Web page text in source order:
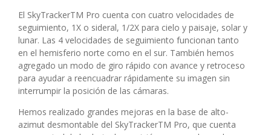
El SkyTrackerTM Pro cuenta con cuatro velocidades de
seguimiento, 1X o sideral, 1/2X para cielo y paisaje, solar y
lunar. Las 4 velocidades de seguimiento funcionan tanto
en el hemisferio norte como en el sur. También hemos
agregado un modo de giro rápido con avance y retroceso
para ayudar a reencuadrar rápidamente su imagen sin
interrumpir la posición de las cámaras.
Hemos realizado grandes mejoras en la base de alto-
azimut desmontable del SkyTrackerTM Pro, que cuenta